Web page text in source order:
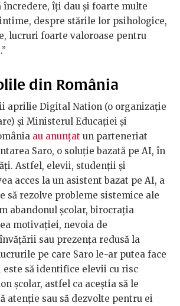
încredere, îți dau și foarte multe
despre stările lor psihologice,
lucruri foarte valoroase pentru
din România
aprilie Digital Nation (o organizație
și Ministerul Educației și
au anunțat un parteneriat
Saro, o soluție bazată pe AI, în
Astfel, elevii, studenții și
acces la un asistent bazat pe AI, a
să rezolve probleme sistemice ale
abandonul școlar, birocrația
motivației, nevoia de
sau prezența redusă la
pe care Saro le-ar putea face
să identifice elevii cu risc
școlar, astfel ca aceștia să le
atenție sau să dezvolte pentru ei